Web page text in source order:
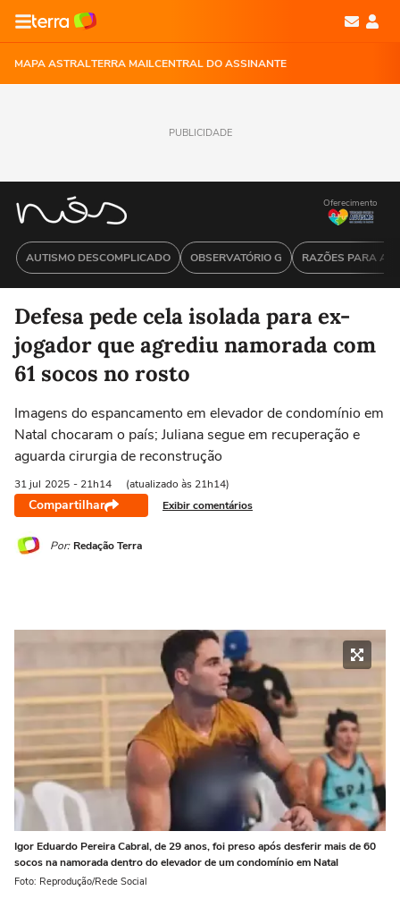
MAPA ASTRALTERRA MAILCENTRAL DO ASSINANTE
PUBLICIDADE
AUTISMO DESCOMPLICADO OBSERVATÓRIO G RAZÕES PARA
Oferecimento
Defesa pede cela isolada para ex-
jogador que agrediu namorada com
61 socos no rosto
Imagens do espancamento em elevador de condomínio em
Natal chocaram o país; Juliana segue em recuperação e
aguarda cirurgia de reconstrução
31 jul 2025 - 21h14 (atualizado às 21h14)
Compartilhar Exibir comentários
Por: Redação Terra
Igor Eduardo Pereira Cabral, de 29 anos, foi preso após desferir mais de 60
socos na namorada dentro do elevador de um condomínio em Natal
Foto: Reprodução/Rede Social